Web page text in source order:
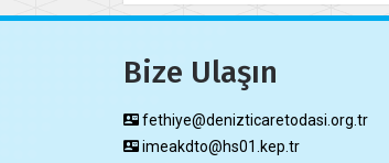
Bize Ulaşın
fethiye@denizticaretodasi.org.tr
imeakdto@hs01.kep.tr